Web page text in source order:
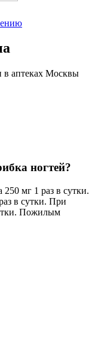
в аптеках Москвы
ногтей?
мг 1 раз в сутки.
в сутки. При
Пожилым